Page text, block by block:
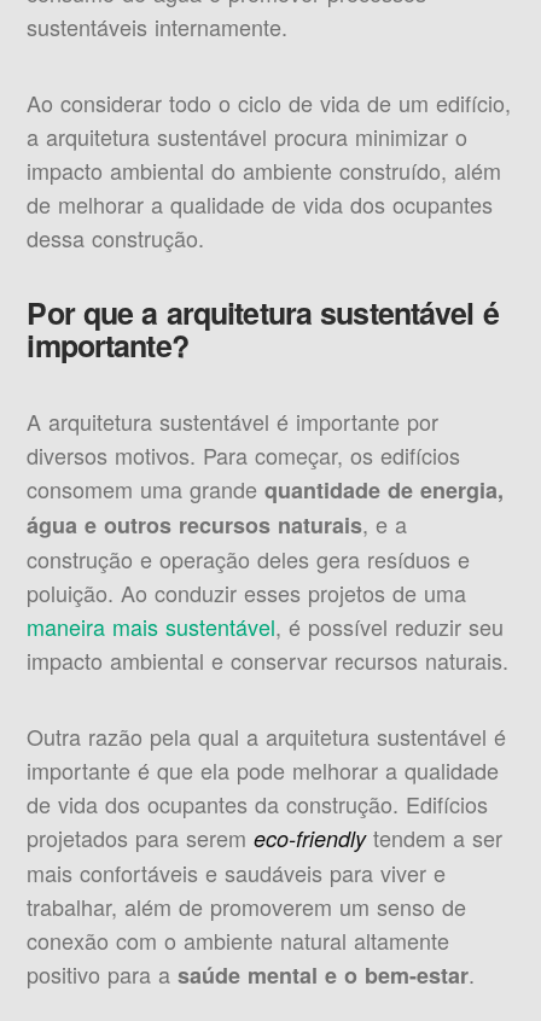
sustentáveis internamente.
Ao considerar todo o ciclo de vida de um edifício,
a arquitetura sustentável procura minimizar o
impacto ambiental do ambiente construído, além
de melhorar a qualidade de vida dos ocupantes
dessa construção.
Por que a arquitetura sustentável é
importante?
A arquitetura sustentável é importante por
diversos motivos. Para começar, os edifícios
consomem uma grandequantidade de energia,
água e outros recursos naturais, e a
construção e operação deles gera resíduos e
poluição. Ao conduzir esses projetos de uma
maneira mais sustentável, é possível reduzir seu
impacto ambiental e conservar recursos naturais.
Outra razão pela qual a arquitetura sustentável é
importante é que ela pode melhorar a qualidade
de vida dos ocupantes da construção. Edifícios
projetados para seremeco-friendlytendem a ser
mais confortáveis ​​e saudáveis ​​para viver e
trabalhar, além de promoverem um senso de
conexão com o ambiente natural altamente
positivo para asaúde mental e o bem-estar.